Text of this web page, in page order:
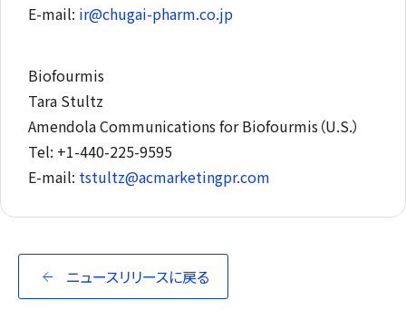
E-mail: ir@chugai-pharm.co.jp
Biofourmis
Tara Stultz
Amendola Communications for Biofourmis（U.S.）
Tel: +1-440-225-9595
E-mail: tstultz@acmarketingpr.com
ニュースリリースに戻る